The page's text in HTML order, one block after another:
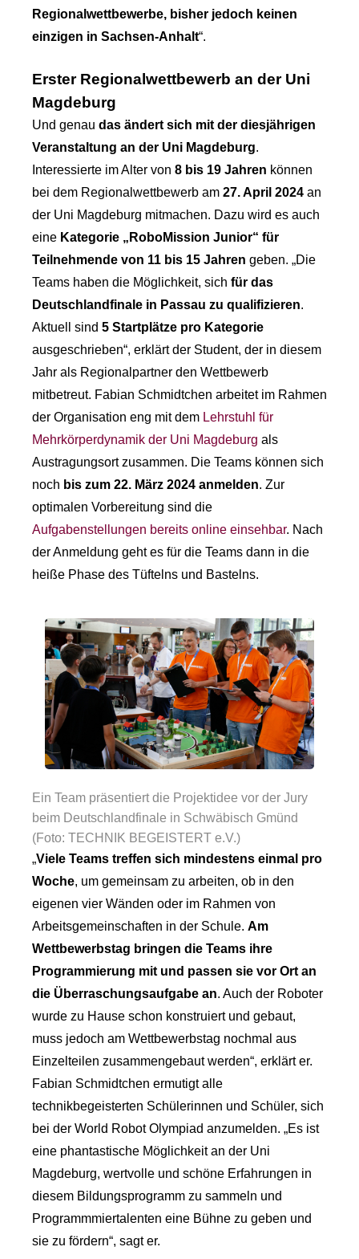
Regionalwettbewerbe, bisher jedoch keinen
einzigen in Sachsen-Anhalt“.
Erster Regionalwettbewerb an der Uni
Magdeburg
Und genau das ändert sich mit der diesjährigen
Veranstaltung an der Uni Magdeburg.
Interessierte im Alter von 8 bis 19 Jahren können
bei dem Regionalwettbewerb am 27. April 2024 an
der Uni Magdeburg mitmachen. Dazu wird es auch
eine Kategorie „RoboMission Junior“ für
Teilnehmende von 11 bis 15 Jahren geben. „Die
Teams haben die Möglichkeit, sich für das
Deutschlandfinale in Passau zu qualifizieren.
Aktuell sind 5 Startplätze pro Kategorie
ausgeschrieben“, erklärt der Student, der in diesem
Jahr als Regionalpartner den Wettbewerb
mitbetreut. Fabian Schmidtchen arbeitet im Rahmen
der Organisation eng mit dem Lehrstuhl für
Mehrkörperdynamik der Uni Magdeburg als
Austragungsort zusammen. Die Teams können sich
noch bis zum 22. März 2024 anmelden. Zur
optimalen Vorbereitung sind die
Aufgabenstellungen bereits online einsehbar. Nach
der Anmeldung geht es für die Teams dann in die
heiße Phase des Tüftelns und Bastelns.
Ein Team präsentiert die Projektidee vor der Jury
beim Deutschlandfinale in Schwäbisch Gmünd
(Foto: TECHNIK BEGEISTERT e.V.)
„Viele Teams treffen sich mindestens einmal pro
Woche, um gemeinsam zu arbeiten, ob in den
eigenen vier Wänden oder im Rahmen von
Arbeitsgemeinschaften in der Schule. Am
Wettbewerbstag bringen die Teams ihre
Programmierung mit und passen sie vor Ort an
die Überraschungsaufgabe an. Auch der Roboter
wurde zu Hause schon konstruiert und gebaut,
muss jedoch am Wettbewerbstag nochmal aus
Einzelteilen zusammengebaut werden“, erklärt er.
Fabian Schmidtchen ermutigt alle
technikbegeisterten Schülerinnen und Schüler, sich
bei der World Robot Olympiad anzumelden. „Es ist
eine phantastische Möglichkeit an der Uni
Magdeburg, wertvolle und schöne Erfahrungen in
diesem Bildungsprogramm zu sammeln und
Programmmiertalenten eine Bühne zu geben und
sie zu fördern“, sagt er.